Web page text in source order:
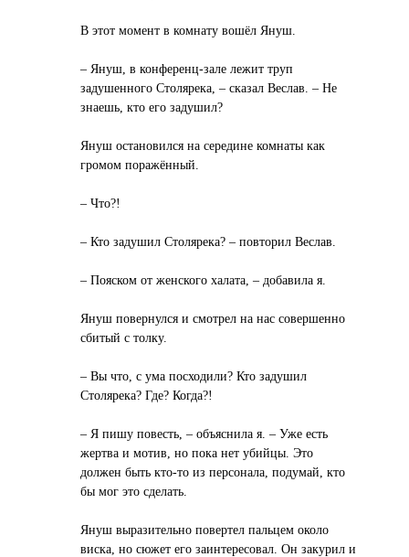
В этот момент в комнату вошёл Януш.
– Януш, в конференц-зале лежит труп
задушенного Столярека, – сказал Веслав. – Не
знаешь, кто его задушил?
Януш остановился на середине комнаты как
громом поражённый.
– Что?!
– Кто задушил Столярека? – повторил Веслав.
– Пояском от женского халата, – добавила я.
Януш повернулся и смотрел на нас совершенно
сбитый с толку.
– Вы что, с ума посходили? Кто задушил
Столярека? Где? Когда?!
– Я пишу повесть, – объяснила я. – Уже есть
жертва и мотив, но пока нет убийцы. Это
должен быть кто-то из персонала, подумай, кто
бы мог это сделать.
Януш выразительно повертел пальцем около
виска, но сюжет его заинтересовал. Он закурил и